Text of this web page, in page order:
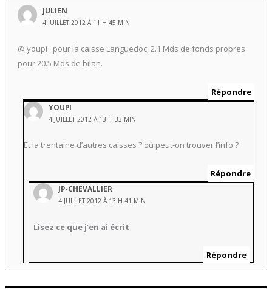
JULIEN
4 JUILLET 2012 À 11 H 45 MIN
@ youpi : pour la caisse Languedoc, 2.1 Mds de fonds propres
pour 20.5 Mds de bilan.
Répondre
YOUPI
4 JUILLET 2012 À 13 H 33 MIN
Et la trentaine d’autres caisses ? où peut-on trouver l’info ?
Répondre
JP-CHEVALLIER
4 JUILLET 2012 À 13 H 41 MIN
Lisez ce que j’en ai écrit
Répondre